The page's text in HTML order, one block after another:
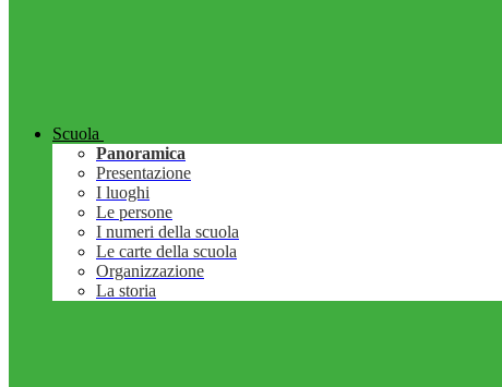
Scuola
Panoramica
Presentazione
I luoghi
Le persone
I numeri della scuola
Le carte della scuola
Organizzazione
La storia